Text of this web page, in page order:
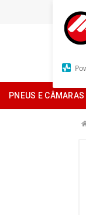
PNEUS E CÂMARAS